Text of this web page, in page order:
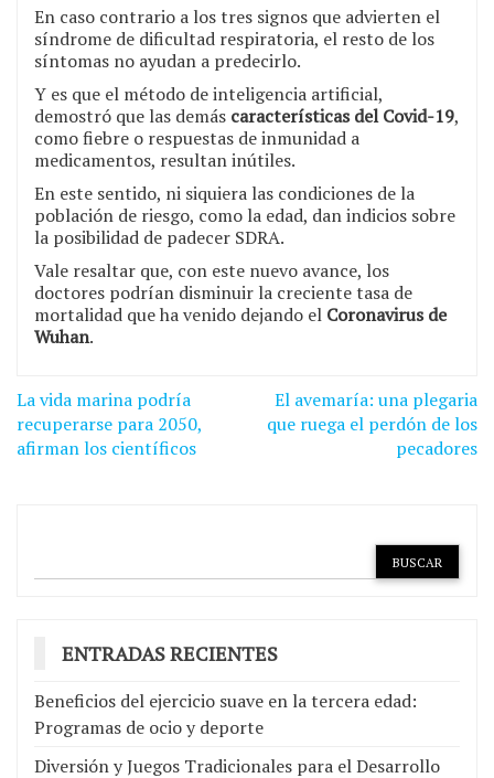
En caso contrario a los tres signos que advierten el
síndrome de dificultad respiratoria, el resto de los
síntomas no ayudan a predecirlo.
Y es que el método de inteligencia artificial,
demostró que las demás características del Covid-19,
como fiebre o respuestas de inmunidad a
medicamentos, resultan inútiles.
En este sentido, ni siquiera las condiciones de la
población de riesgo, como la edad, dan indicios sobre
la posibilidad de padecer SDRA.
Vale resaltar que, con este nuevo avance, los
doctores podrían disminuir la creciente tasa de
mortalidad que ha venido dejando el Coronavirus de
Wuhan.
Navegación
de
entradas
La vida marina podría
recuperarse para 2050,
afirman los científicos
El avemaría: una plegaria
que ruega el perdón de los
pecadores
ENTRADAS RECIENTES
Beneficios del ejercicio suave en la tercera edad:
Programas de ocio y deporte
Diversión y Juegos Tradicionales para el Desarrollo